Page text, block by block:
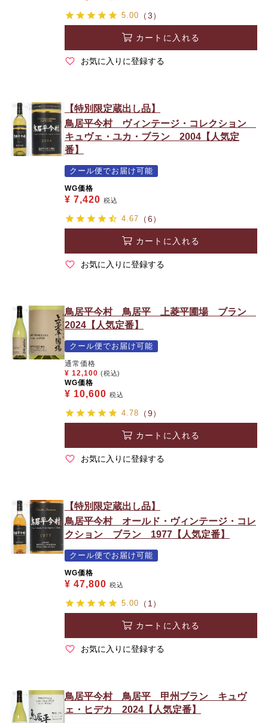
5.00 （3）
カートに入れる
お気に入りに登録する
【特別限定蔵出し品】
鳥居平今村 ヴィンテージ・コレクション
キュヴェ・ユカ・ブラン 2004【人気定
番】
クール便でお届け可能
WG価格
¥ 7,420 税込
4.67 （6）
カートに入れる
お気に入りに登録する
鳥居平今村 鳥居平 上菱平圃場 ブラン
2024【人気定番】
クール便でお届け可能
通常価格
¥ 12,100 (税込)
WG価格
¥ 10,600 税込
4.78 （9）
カートに入れる
お気に入りに登録する
【特別限定蔵出し品】
鳥居平今村 オールド・ヴィンテージ・コレ
クション ブラン 1977【人気定番】
クール便でお届け可能
WG価格
¥ 47,800 税込
5.00 （1）
カートに入れる
お気に入りに登録する
鳥居平今村 鳥居平 甲州ブラン キュヴ
ェ・ヒデカ 2024【人気定番】